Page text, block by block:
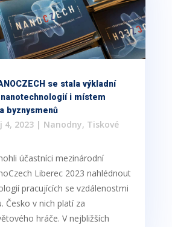
se stala výkladní
i místem
byznysmenů
4, 2023| Nanodny, Tiskové
účastníci mezinárodní
Liberec 2023 nahlédnout
pracujících se vzdálenostmi
Česko v nich platí za
hráče. V nejbližších